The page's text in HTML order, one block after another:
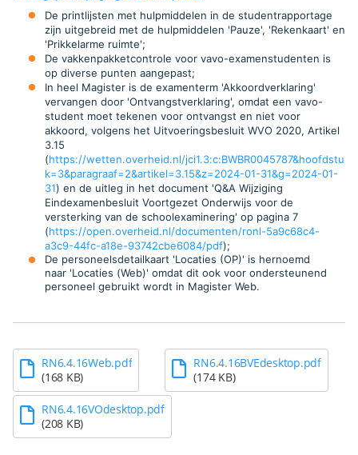
De printlijsten met hulpmiddelen in de studentrapportage
zijn uitgebreid met de hulpmiddelen 'Pauze', 'Rekenkaart' en
'Prikkelarme ruimte';
De vakkenpakketcontrole voor vavo-examenstudenten is
op diverse punten aangepast;
In heel Magister is de examenterm 'Akkoordverklaring'
vervangen door 'Ontvangstverklaring', omdat een vavo-
student moet tekenen voor ontvangst en niet voor
akkoord, volgens het Uitvoeringsbesluit WVO 2020, Artikel
3.15
(https://wetten.overheid.nl/jci1.3:c:BWBR0045787&hoofdstu
k=3&paragraaf=2&artikel=3.15&z=2024-01-31&g=2024-01-
31) en de uitleg in het document 'Q&A Wijziging
Eindexamenbesluit Voortgezet Onderwijs voor de
versterking van de schoolexaminering' op pagina 7
(https://open.overheid.nl/documenten/ronl-5a9c68c4-
a3c9-44fc-a18e-93742cbe6084/pdf);
De personeelsdetailkaart 'Locaties (OP)' is hernoemd
naar 'Locaties (Web)' omdat dit ook voor ondersteunend
personeel gebruikt wordt in Magister Web.
RN6.4.16Web.pdf
(168 KB)
RN6.4.16BVEdesktop.pdf
(174 KB)
RN6.4.16VOdesktop.pdf
(208 KB)